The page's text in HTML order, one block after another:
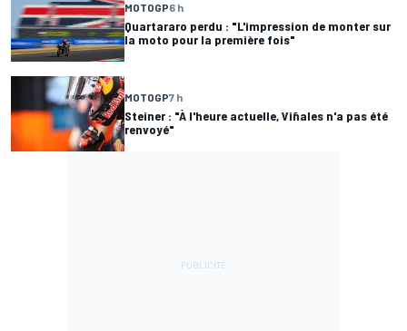
MOTOGP6 h
Quartararo perdu : "L'impression de monter sur
la moto pour la première fois"
MOTOGP7 h
Steiner : "À l'heure actuelle, Viñales n'a pas été
renvoyé"